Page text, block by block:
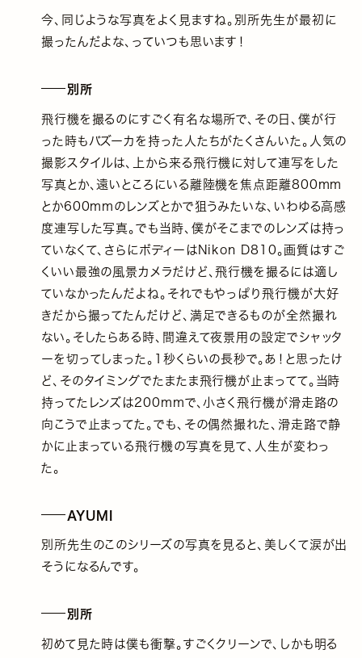
今、同じような写真をよく見ますね。別所先生が最初に
撮ったんだよな、っていつも思います！
別所
飛行機を撮るのにすごく有名な場所で、その日、僕が行
った時もバズーカを持った人たちがたくさんいた。人気の
撮影スタイルは、上から来る飛行機に対して連写をした
写真とか、遠いところにいる離陸機を焦点距離800mm
とか600mmのレンズとかで狙うみたいな、いわゆる高感
度連写した写真。でも当時、僕がそこまでのレンズは持っ
ていなくて、さらにボディーはNikon D810。画質はすご
くいい最強の風景カメラだけど、飛行機を撮るには適し
ていなかったんだよね。それでもやっぱり飛行機が大好
きだから撮ってたんだけど、満足できるものが全然撮れ
ない。そしたらある時、間違えて夜景用の設定でシャッタ
ーを切ってしまった。1秒くらいの長秒で。あ！と思ったけ
ど、そのタイミングでたまたま飛行機が止まってて。当時
持ってたレンズは200mmで、小さく飛行機が滑走路の
向こうで止まってた。でも、その偶然撮れた、滑走路で静
かに止まっている飛行機の写真を見て、人生が変わっ
た。
AYUMI
別所先生のこのシリーズの写真を見ると、美しくて涙が出
そうになるんです。
別所
初めて見た時は僕も衝撃。すごくクリーンで、しかも明る